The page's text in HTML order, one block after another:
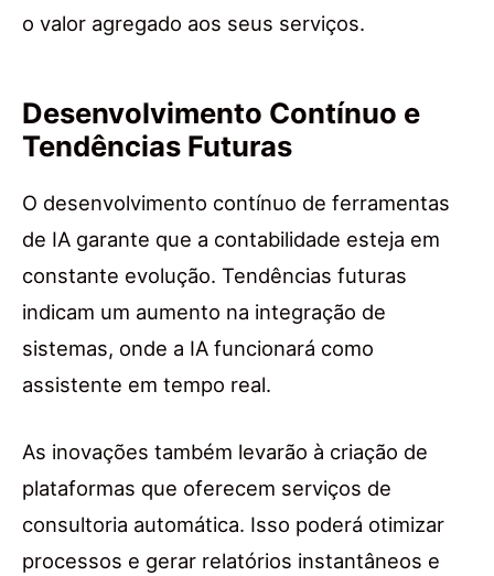
o valor agregado aos seus serviços.
Desenvolvimento Contínuo e
Tendências Futuras
O desenvolvimento contínuo de ferramentas
de IA garante que a contabilidade esteja em
constante evolução. Tendências futuras
indicam um aumento na integração de
sistemas, onde a IA funcionará como
assistente em tempo real.
As inovações também levarão à criação de
plataformas que oferecem serviços de
consultoria automática. Isso poderá otimizar
processos e gerar relatórios instantâneos e